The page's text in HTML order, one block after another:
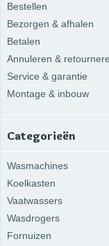
Bestellen
Bezorgen & afhalen
Betalen
Annuleren &
Service & garantie
Montage & inbouw
Categorieën
Wasmachines
Koelkasten
Vaatwassers
Wasdrogers
Fornuizen